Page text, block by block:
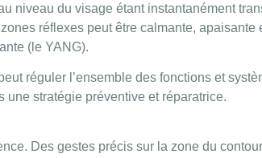
niveau du visage étant instantanément
réflexes peut être calmante, apaisante
(le YANG).
réguler l’ensemble des fonctions et
une stratégie préventive et réparatrice.
Des gestes précis sur la zone du